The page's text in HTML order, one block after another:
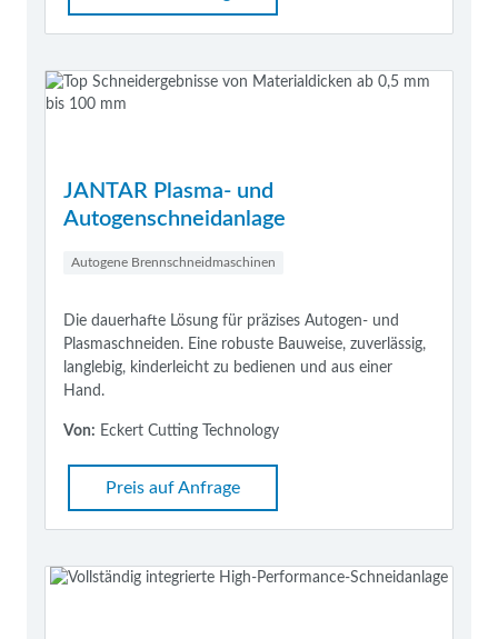
JANTAR Plasma- und
Autogenschneidanlage
Autogene Brennschneidmaschinen
Die dauerhafte Lösung für präzises Autogen- und
Plasmaschneiden. Eine robuste Bauweise, zuverlässig,
langlebig, kinderleicht zu bedienen und aus einer
Hand.
Von: Eckert Cutting Technology
Preis auf Anfrage